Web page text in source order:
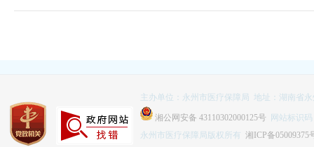
主办单位：永州市医疗保障局 地址：湖南省
湘公网安备 43110302000125号 网站标识码
永州市医疗保障局版权所有 湘ICP备05009375